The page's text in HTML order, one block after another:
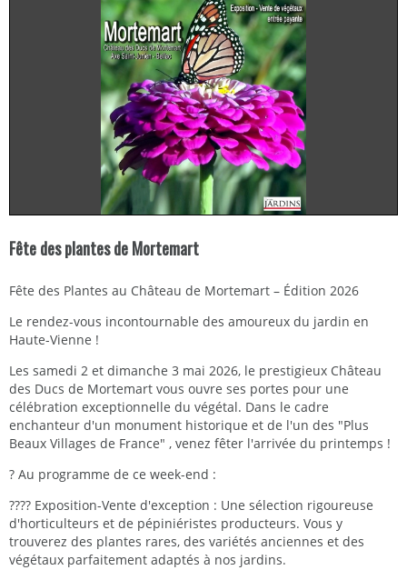
Fête des plantes de Mortemart
Fête des Plantes au Château de Mortemart – Édition 2026
Le rendez-vous incontournable des amoureux du jardin en
Haute-Vienne !
Les samedi 2 et dimanche 3 mai 2026, le prestigieux Château
des Ducs de Mortemart vous ouvre ses portes pour une
célébration exceptionnelle du végétal. Dans le cadre
enchanteur d'un monument historique et de l'un des "Plus
Beaux Villages de France" , venez fêter l'arrivée du printemps !
? Au programme de ce week-end :
???? Exposition-Vente d'exception : Une sélection rigoureuse
d'horticulteurs et de pépiniéristes producteurs. Vous y
trouverez des plantes rares, des variétés anciennes et des
végétaux parfaitement adaptés à nos jardins.